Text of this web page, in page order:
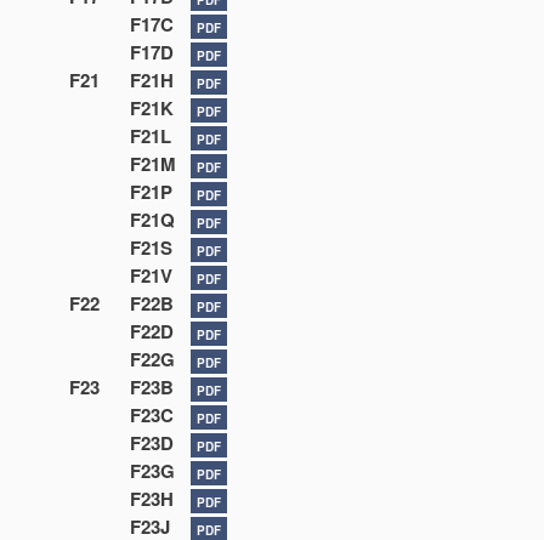
F17C PDF
F17D PDF
F21 F21H PDF
F21K PDF
F21L PDF
F21M PDF
F21P PDF
F21Q PDF
F21S PDF
F21V PDF
F22 F22B PDF
F22D PDF
F22G PDF
F23 F23B PDF
F23C PDF
F23D PDF
F23G PDF
F23H PDF
F23J PDF